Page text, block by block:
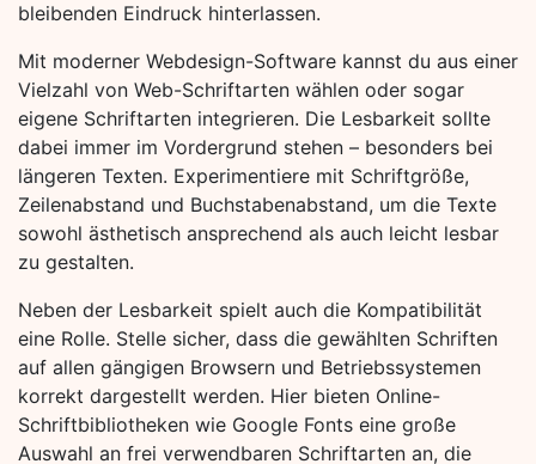
bleibenden Eindruck hinterlassen.
Mit moderner Webdesign-Software kannst du aus einer
Vielzahl von Web-Schriftarten wählen oder sogar
eigene Schriftarten integrieren. Die Lesbarkeit sollte
dabei immer im Vordergrund stehen – besonders bei
längeren Texten. Experimentiere mit Schriftgröße,
Zeilenabstand und Buchstabenabstand, um die Texte
sowohl ästhetisch ansprechend als auch leicht lesbar
zu gestalten.
Neben der Lesbarkeit spielt auch die Kompatibilität
eine Rolle. Stelle sicher, dass die gewählten Schriften
auf allen gängigen Browsern und Betriebssystemen
korrekt dargestellt werden. Hier bieten Online-
Schriftbibliotheken wie Google Fonts eine große
Auswahl an frei verwendbaren Schriftarten an, die